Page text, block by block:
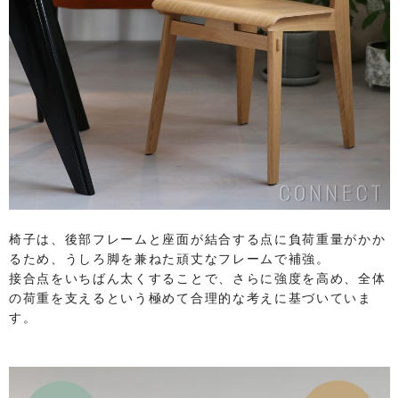
椅子は、後部フレームと座面が結合する点に負荷重量がかか
るため、うしろ脚を兼ねた頑丈なフレームで補強。
​接合点をいちばん太くすることで、さらに強度を高め、全体
の荷重を支えるという極めて合理的な考えに基づいていま
す。